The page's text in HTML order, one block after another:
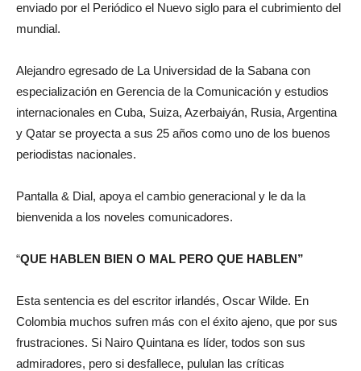
enviado por el Periódico el Nuevo siglo para el cubrimiento del
mundial.
Alejandro egresado de La Universidad de la Sabana con
especialización en Gerencia de la Comunicación y estudios
internacionales en Cuba, Suiza, Azerbaiyán, Rusia, Argentina
y Qatar se proyecta a sus 25 años como uno de los buenos
periodistas nacionales.
Pantalla & Dial, apoya el cambio generacional y le da la
bienvenida a los noveles comunicadores.
“QUE HABLEN BIEN O MAL PERO QUE HABLEN”
Esta sentencia es del escritor irlandés, Oscar Wilde. En
Colombia muchos sufren más con el éxito ajeno, que por sus
frustraciones. Si Nairo Quintana es líder, todos son sus
admiradores, pero si desfallece, pululan las críticas